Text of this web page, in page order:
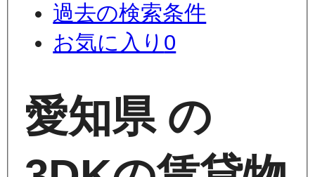
過去の検索条件
お気に入り 0
愛知県 の